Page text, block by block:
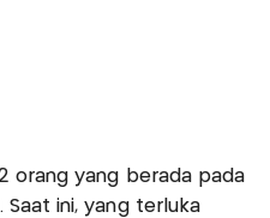
orang yang berada pada
Saat ini, yang terluka